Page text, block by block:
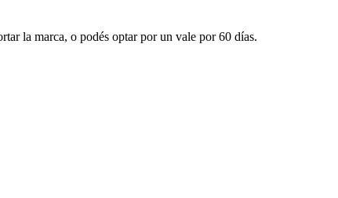
la marca, o podés optar por un vale por 60 días.